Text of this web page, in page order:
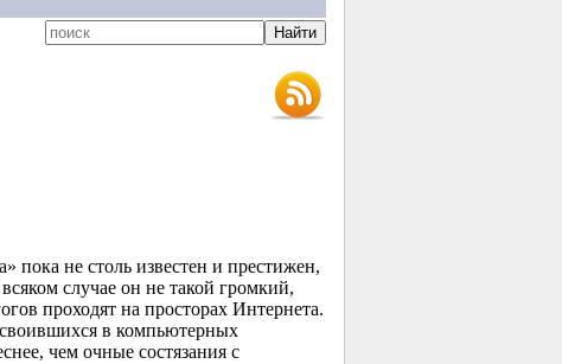
пока не столь известен и престижен,
случае он не такой громкий,
проходят на просторах Интернета.
в компьютерных
чем очные состязания с